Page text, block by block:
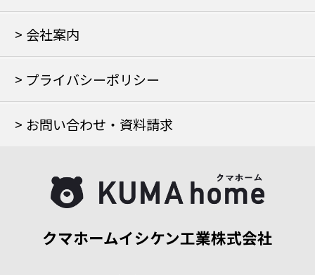
会社案内
プライバシーポリシー
お問い合わせ・資料請求
クマホームイシケン工業株式会社